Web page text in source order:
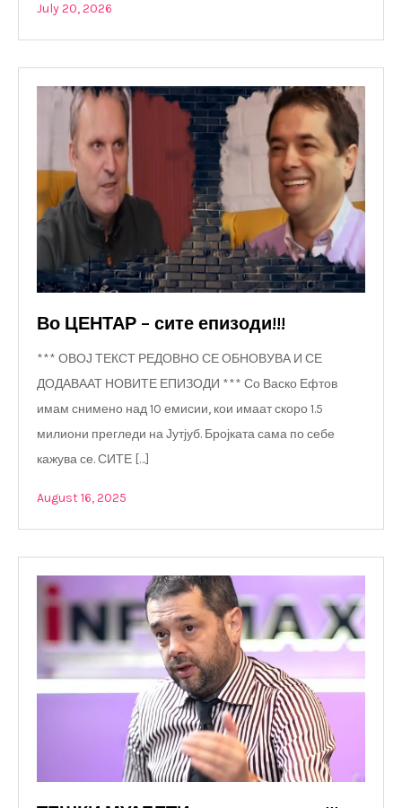
July 20, 2026
Во ЦЕНТАР – сите епизоди!!!
*** ОВОЈ ТЕКСТ РЕДОВНО СЕ ОБНОВУВА И СЕ
ДОДАВААТ НОВИТЕ ЕПИЗОДИ *** Со Васко Ефтов
имам снимено над 10 емисии, кои имаат скоро 1.5
милиони прегледи на Јутјуб. Бројката сама по себе
кажува се. СИТЕ […]
August 16, 2025